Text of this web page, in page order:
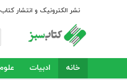
نشر الکترونیک و انتشار کتاب
خانه ادبیات